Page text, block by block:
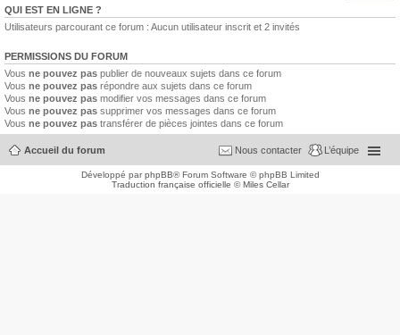
QUI EST EN LIGNE ?
Utilisateurs parcourant ce forum : Aucun utilisateur inscrit et 2 invités
PERMISSIONS DU FORUM
Vous ne pouvez pas publier de nouveaux sujets dans ce forum
Vous ne pouvez pas répondre aux sujets dans ce forum
Vous ne pouvez pas modifier vos messages dans ce forum
Vous ne pouvez pas supprimer vos messages dans ce forum
Vous ne pouvez pas transférer de pièces jointes dans ce forum
Accueil du forum L’équipe
Nous contacter
Développé parphpBB® Forum Software © phpBB Limited
Traduction française officielle ©Miles Cellar